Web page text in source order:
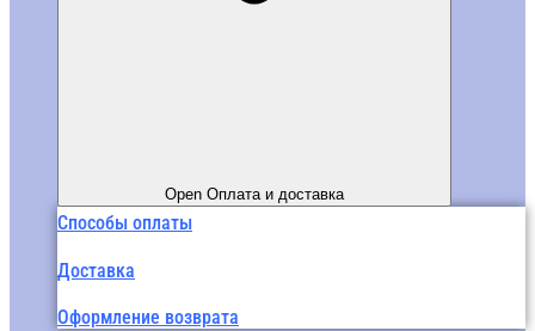
Open Оплата и доставка
Способы оплаты
Доставка
Оформление возврата